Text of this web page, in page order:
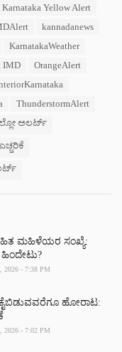
Karnataka Yellow Alert
kannadanews
KarnatakaWeather
IMD
OrangeAlert
ThunderstormAlert
ಅಲರ್ಟ್
ಮಹಿಳೆಯರ ಸಂಖ್ಯೆ:
2026 - 7:38 PM
ಹೋರಾಟ:
2026 - 7:02 PM